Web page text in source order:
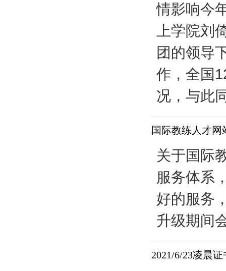
情影响今
上学院刘
团的领导
作，全国
况，与此
国际教练人才
关于国际
服务体系
好的服务
升级期间
2021/6/23凌晨